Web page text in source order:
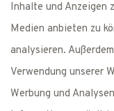
Inhalte und Anzeigen
Medien anbieten zu
analysieren.
Verwendung unserer
Werbung und